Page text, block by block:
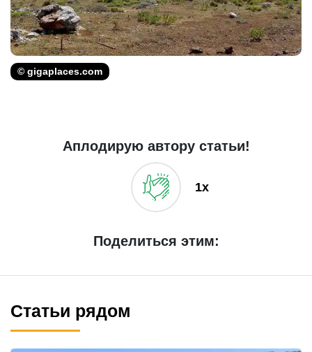
© gigaplaces.com
Аплодирую автору статьи!
1x
Поделиться этим:
Статьи рядом